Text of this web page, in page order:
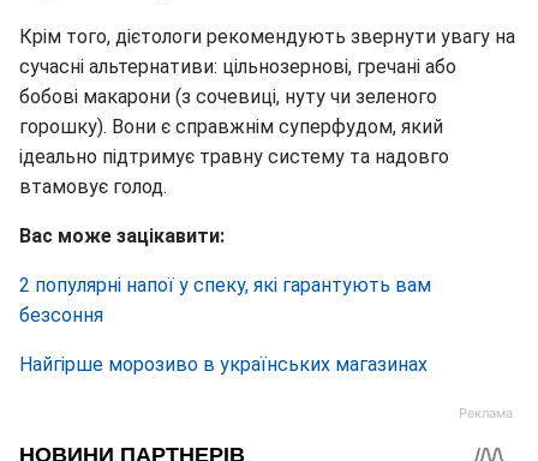
Крім того, дієтологи рекомендують звернути увагу на
сучасні альтернативи: цільнозернові, гречані або
бобові макарони (з сочевиці, нуту чи зеленого
горошку). Вони є справжнім суперфудом, який
ідеально підтримує травну систему та надовго
втамовує голод.
Вас може зацікавити:
2 популярні напої у спеку, які гарантують вам
безсоння
Найгірше морозиво в українських магазинах